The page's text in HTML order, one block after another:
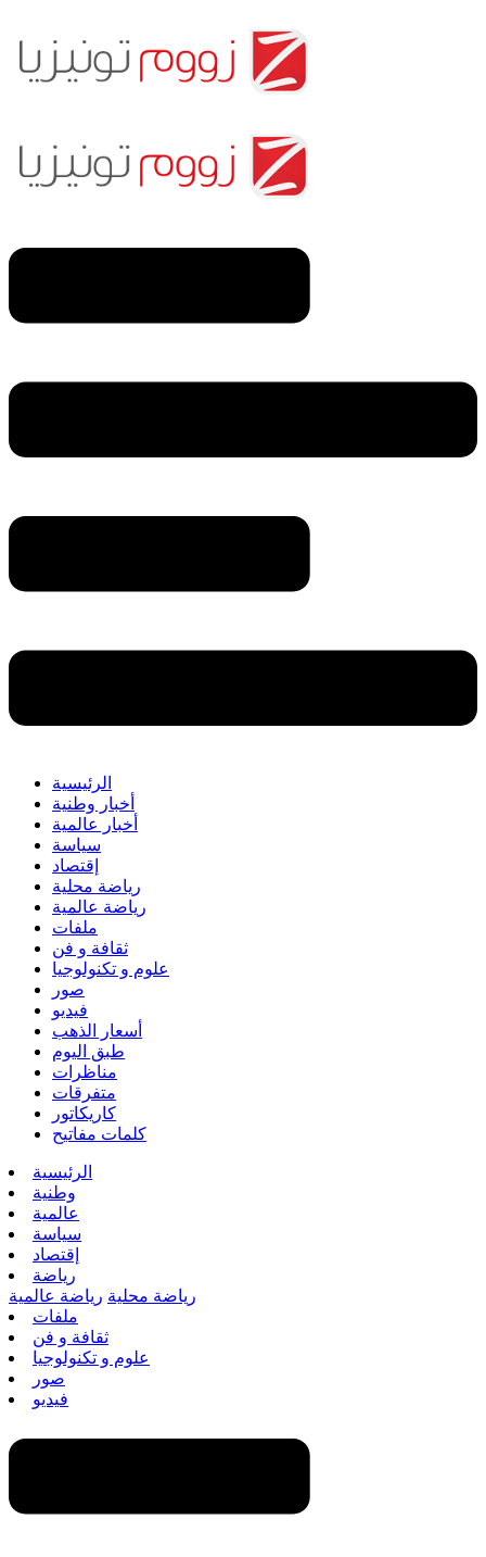
الرئيسية
أخبار وطنية
أخبار عالمية
سياسة
إقتصاد
رياضة محلية
رياضة عالمية
ملفات
ثقافة و فن
علوم و تكنولوجيا
صور
فيديو
أسعار الذهب
طبق اليوم
مناظرات
متفرقات
كاريكاتور
كلمات مفاتيح
الرئيسية
وطنية
عالمية
سياسة
إقتصاد
رياضة
رياضة محلية رياضة عالمية
ملفات
ثقافة و فن
علوم و تكنولوجيا
صور
فيديو